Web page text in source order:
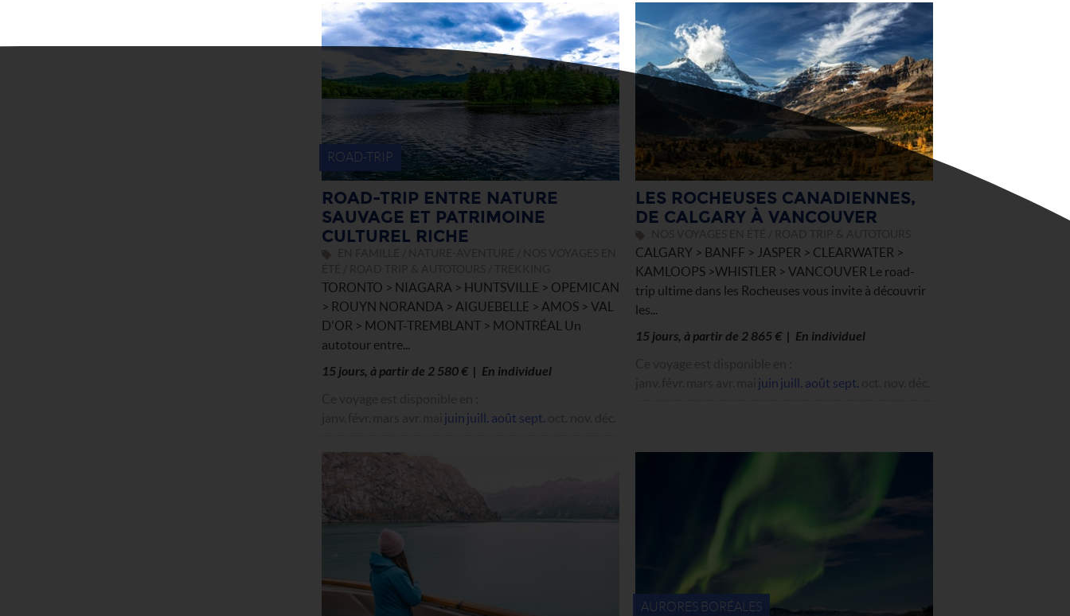
ROAD-TRIP
ROAD-TRIP ENTRE NATURE
SAUVAGE ET PATRIMOINE
CULTUREL RICHE
TORONTO > NIAGARA > HUNTSVILLE > OPEMICAN
> ROUYN NORANDA > AIGUEBELLE > AMOS > VAL
D'OR > MONT-TREMBLANT > MONTRÉAL Un
autotour entre...
15 jours, à partir de 2 580 € | En individuel
juin juill. août sept.
LES ROCHEUSES CANADIENNES,
DE CALGARY À VANCOUVER
CALGARY > BANFF > JASPER > CLEARWATER >
KAMLOOPS >WHISTLER > VANCOUVER Le road-
trip ultime dans les Rocheuses vous invite à découvrir
les...
15 jours, à partir de 2 865 € | En individuel
juin juill. août sept.
AURORES BORÉALES